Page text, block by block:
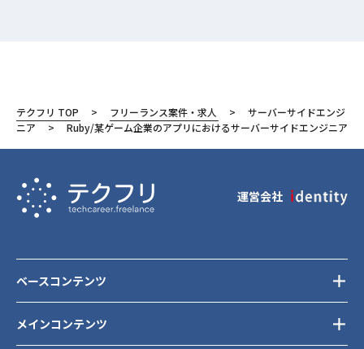
テクフリ TOP フリーランス案件・求人
サーバーサイドエンジ
ニア
Ruby/某ゲーム企業のアプリにおけるサーバーサイドエンジニア
運営会社
メインコンテンツ
ベースコンテンツ